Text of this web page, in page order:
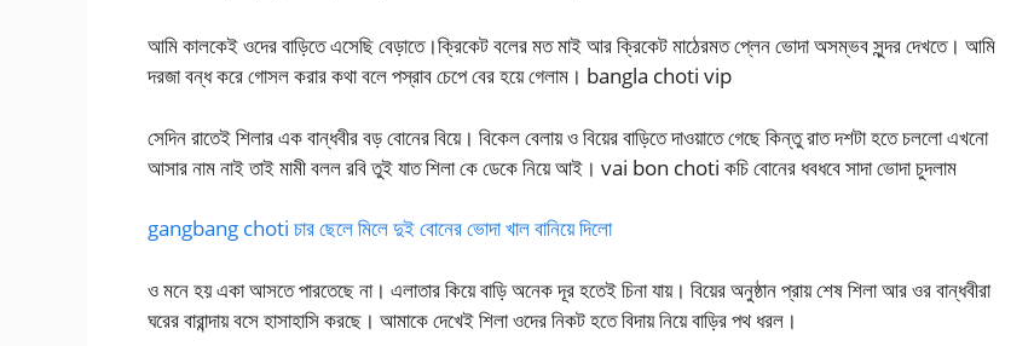
আমি কালকেই ওদের বাড়িতে এসেছি বেড়াতে।ক্রিকেট বলের মত মাই আর ক্রিকেট মাঠেরমত প্লেন ভোদা অসম্ভব সুন্দর দেখতে। আমি
দরজা বন্ধ করে গোসল করার কথা বলে পস্রাব চেপে বের হয়ে গেলাম। bangla choti vip
সেদিন রাতেই শিলার এক বান্ধবীর বড় বোনের বিয়ে। বিকেল বেলায় ও বিয়ের বাড়িতে দাওয়াতে গেছে কিন্তু রাত দশটা হতে চললো এখনো
আসার নাম নাই তাই মামী বলল রবি তুই যাত শিলা কে ডেকে নিয়ে আই। vai bon choti কচি বোনের ধবধবে সাদা ভোদা চুদলাম
gangbang choti চার ছেলে মিলে দুই বোনের ভোদা খাল বানিয়ে দিলো
ও মনে হয় একা আসতে পারতেছে না। এলাতার কিয়ে বাড়ি অনেক দূর হতেই চিনা যায়। বিয়ের অনুষ্ঠান প্রায় শেষ শিলা আর ওর বান্ধবীরা
ঘরের বারান্দায় বসে হাসাহাসি করছে। আমাকে দেখেই শিলা ওদের নিকট হতে বিদায় নিয়ে বাড়ির পথ ধরল।